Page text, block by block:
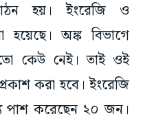
হয়। ইংরেজি ও
হয়েছে। অঙ্ক বিভাগে
কেউ নেই। তাই ওই
করা হবে। ইংরেজি
পাশ করেছেন ২০ জন।